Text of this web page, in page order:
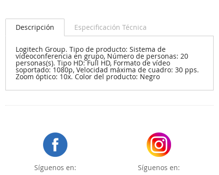
Descripción Especificación Técnica
Logitech Group. Tipo de producto: Sistema de
vídeoconferencia en grupo, Número de personas: 20
personas(s). Tipo HD: Full HD, Formato de vídeo
soportado: 1080p, Velocidad máxima de cuadro: 30 pps.
Zoom óptico: 10x. Color del producto: Negro
Síguenos en: Síguenos en: